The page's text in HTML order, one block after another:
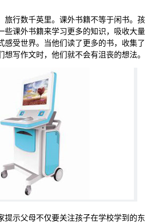
旅行数千英里。课外书籍不等于闲书。孩
些课外书籍来学习更多的知识，吸收大量
感受世界。当他们读了更多的书，收集了
想写作文时，他们就不会有沮丧的想法。
提示父母不仅要关注孩子在学校学到的东